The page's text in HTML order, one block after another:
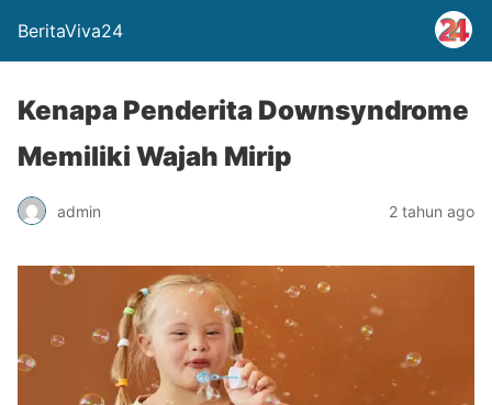
BeritaViva24
Kenapa Penderita Downsyndrome
Memiliki Wajah Mirip
admin 2 tahun ago